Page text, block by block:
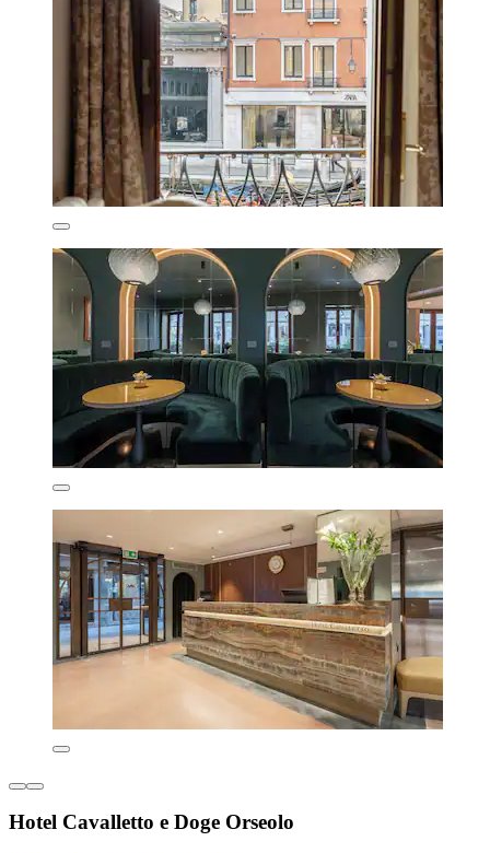
Hotel Cavalletto e Doge Orseolo